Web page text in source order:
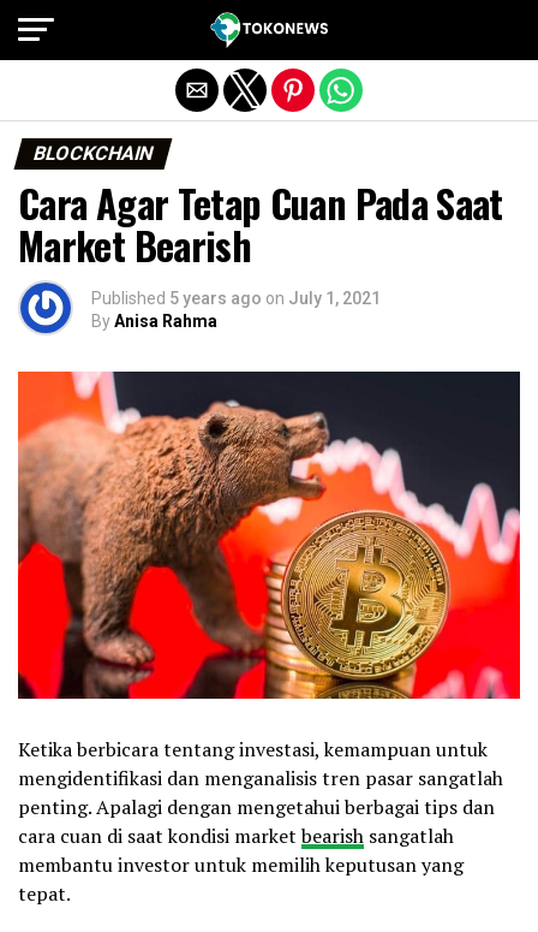
BLOCKCHAIN
Cara Agar Tetap Cuan Pada Saat
Market Bearish
Published 5 years ago on July 1, 2021
ByAnisa Rahma
Ketika berbicara tentang investasi, kemampuan untuk
mengidentifikasi dan menganalisis tren pasar sangatlah
penting. Apalagi dengan mengetahui berbagai tips dan
cara cuan di saat kondisi marketbearish sangatlah
membantu investor untuk memilih keputusan yang
tepat.
Exit mobile version